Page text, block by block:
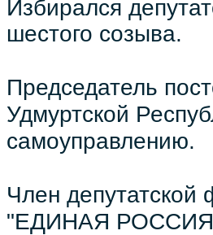
Избирался
шестого созыва.
Председатель
Удмуртской
самоуправлению.
Член депутатской
"ЕДИНАЯ РОССИЯ"